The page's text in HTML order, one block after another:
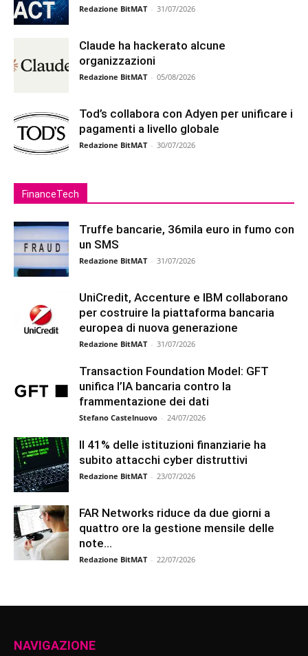
Redazione BitMAT - 31/07/2026
Claude ha hackerato alcune
organizzazioni
Redazione BitMAT - 05/08/2026
Tod’s collabora con Adyen per unificare i
pagamenti a livello globale
Redazione BitMAT - 30/07/2026
FinanceTech
Truffe bancarie, 36mila euro in fumo con
un SMS
Redazione BitMAT - 31/07/2026
UniCredit, Accenture e IBM collaborano
per costruire la piattaforma bancaria
europea di nuova generazione
Redazione BitMAT - 31/07/2026
Transaction Foundation Model: GFT
unifica l’IA bancaria contro la
frammentazione dei dati
Stefano Castelnuovo - 24/07/2026
Il 41% delle istituzioni finanziarie ha
subito attacchi cyber distruttivi
Redazione BitMAT - 23/07/2026
FAR Networks riduce da due giorni a
quattro ore la gestione mensile delle
note...
Redazione BitMAT - 22/07/2026
NAVIGAZIONE